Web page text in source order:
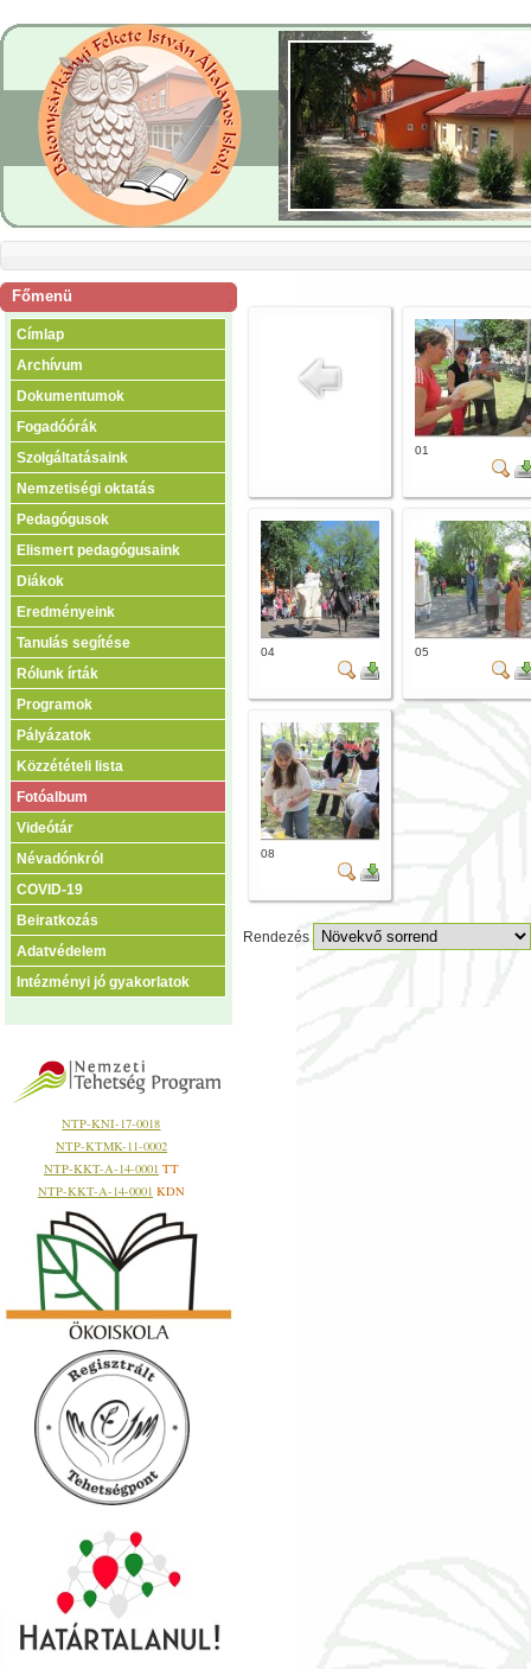
Főmenü
Címlap
Archívum
Dokumentumok
Fogadóórák
Szolgáltatásaink
Nemzetiségi oktatás
Pedagógusok
Elismert pedagógusaink
Diákok
Eredményeink
Tanulás segítése
Rólunk írták
Programok
Pályázatok
Közzétételi lista
Fotóalbum
Videótár
Névadónkról
COVID-19
Beiratkozás
Adatvédelem
Intézményi jó gyakorlatok
NTP-KNI-17-0018
NTP-KTMK-11-0002
NTP-KKT-A-14-0001 TT
NTP-KKT-A-14-0001 KDN
01
04 05
08
Rendezés